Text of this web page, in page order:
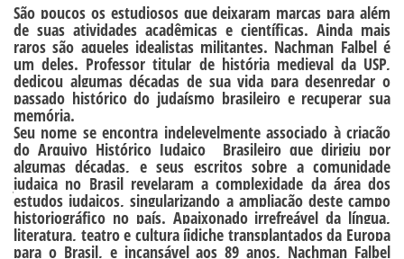
São poucos os estudiosos que deixaram marcas para além
de suas atividades acadêmicas e científicas. Ainda mais
raros são aqueles idealistas militantes. Nachman Falbel é
um deles. Professor titular de história medieval da USP,
dedicou algumas décadas de sua vida para desenredar o
passado histórico do judaísmo brasileiro e recuperar sua
memória.
Seu nome se encontra indelevelmente associado à criação
do Arquivo Histórico Judaico Brasileiro que dirigiu por
algumas décadas, e seus escritos sobre a comunidade
judaica no Brasil revelaram a complexidade da área dos
estudos judaicos, singularizando a ampliação deste campo
historiográfico no país. Apaixonado irrefreável da língua,
literatura, teatro e cultura íidiche transplantados da Europa
para o Brasil, e incansável aos 89 anos, Nachman Falbel